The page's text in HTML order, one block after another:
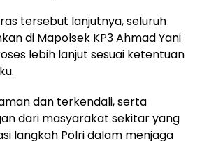
tersebut lanjutnya, seluruh
di Mapolsek KP3 Ahmad Yani
lebih lanjut sesuai ketentuan
dan terkendali, serta
dari masyarakat sekitar yang
langkah Polri dalam menjaga